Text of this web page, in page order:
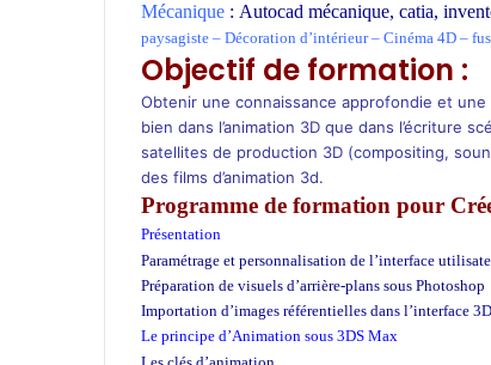
Mécanique : Autocad mécanique, catia,
paysagiste – Décoration d’intérieur– Cinéma 4D –
Objectif de formation :
Obtenir une connaissance approfondie et
bien dans l’animation 3D que dans l’écriture
satellites de production 3D (compositing,
des films d’animation 3d.
Programme de formation pour
Présentation
Paramétrage et personnalisation de l’interface
Préparation de visuels d’arrière-plans sous Photoshop
Importation d’images référentielles dans l’interface
Le principe d’Animation sous 3DS Max